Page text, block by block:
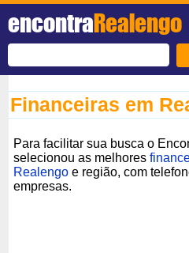
encontraRealengo
Financeiras em
Para facilitar sua busca o
selecionou as melhores
Realengo e região, com
empresas.